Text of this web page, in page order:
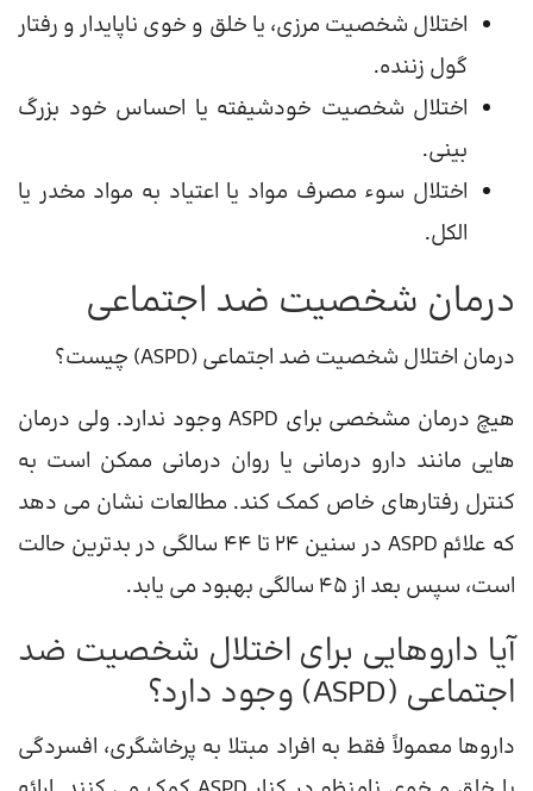
اختلال شخصیت مرزی، یا خلق و خوی ناپایدار و رفتار
گول زننده.
اختلال شخصیت خودشیفته یا احساس خود بزرگ
بینی.
اختلال سوء مصرف مواد یا اعتیاد به مواد مخدر یا
الکل.
درمان شخصیت ضد اجتماعی
درمان اختلال شخصیت ضد اجتماعی (ASPD) چیست؟
هیچ درمان مشخصی برای ASPD وجود ندارد. ولی درمان
هایی مانند دارو درمانی یا روان درمانی ممکن است به
کنترل رفتارهای خاص کمک کند. مطالعات نشان می دهد
که علائم ASPD در سنین 24 تا 44 سالگی در بدترین حالت
است، سپس بعد از 45 سالگی بهبود می یابد.
آیا داروهایی برای اختلال شخصیت ضد
اجتماعی (ASPD) وجود دارد؟
داروها معمولاً فقط به افراد مبتلا به پرخاشگری، افسردگی